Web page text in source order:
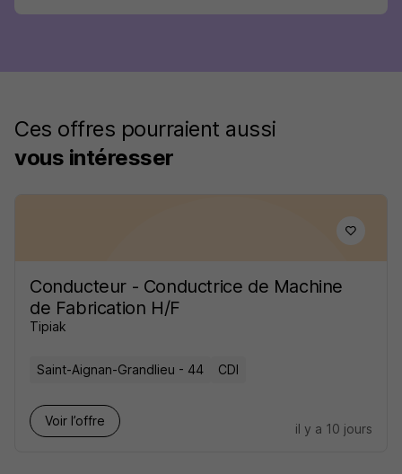
Ces offres pourraient aussi
vous intéresser
Conducteur - Conductrice de Machine
de Fabrication H/F
Tipiak
Saint-Aignan-Grandlieu - 44 CDI
Voir l’offre
il y a 10 jours